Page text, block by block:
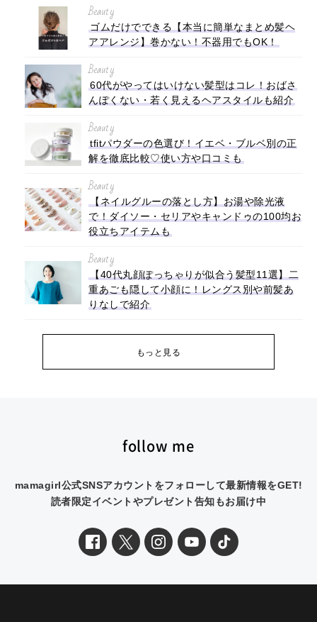
Beauty
ゴムだけでできる【本当に簡単なまとめ髪ヘ
アアレンジ】巻かない！不器用でもOK！
Beauty
60代がやってはいけない髪型はコレ！おばさ
んぽくない・若く見えるヘアスタイルも紹介
Beauty
tfitパウダーの色選び！イエベ・ブルベ別の正
解を徹底比較♡使い方や口コミも
Beauty
【ネイルグルーの落とし方】お湯や除光液
で！ダイソー・セリアやキャンドゥの100均お
役立ちアイテムも
Beauty
【40代丸顔ぽっちゃりが似合う髪型11選】二
重あごも隠して小顔に！レングス別や前髪あ
りなしで紹介
もっと見る
follow me
mamagirl公式SNSアカウントをフォローして最新情報をGET!
読者限定イベントやプレゼント告知もお届け中